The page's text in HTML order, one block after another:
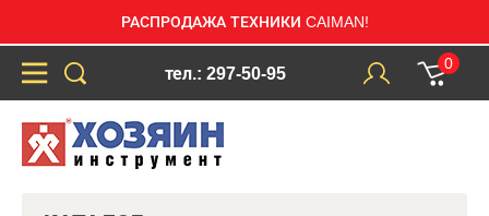
РАСПРОДАЖА ТЕХНИКИ CAIMAN!
тел.: 297-50-95
0